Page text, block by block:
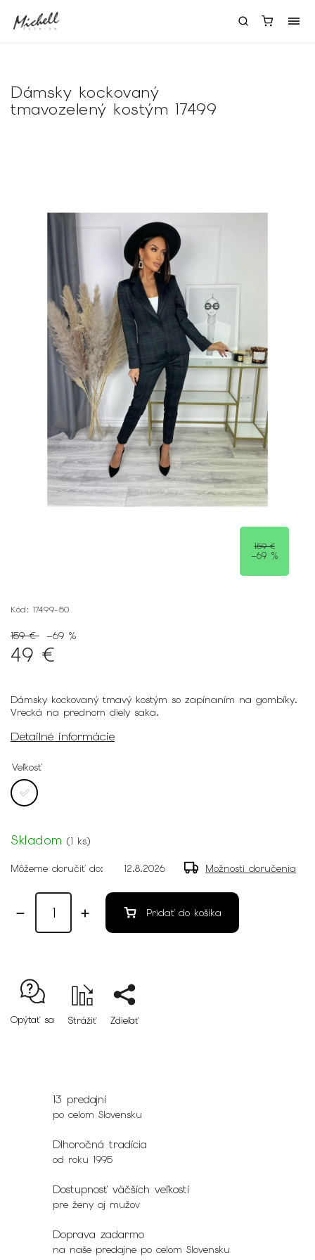
Dámsky kockovaný
tmavozelený kostým 17499
159 €
–69 %
Kód: 17499-50
159 € –69 %
49 €
Dámsky kockovaný tmavý kostým so zapínaním na gombíky.
Vrecká na prednom diely saka.
Detailné informácie
Veľkosť
Skladom (1 ks)
Môžeme doručiť do: 12.8.2026 Možnosti doručenia
Pridať do košíka
Opýtať sa Strážiť Zdieľať
13 predajní
po celom Slovensku
Dlhoročná tradícia
od roku 1995
Dostupnosť väčších veľkostí
pre ženy aj mužov
Doprava zadarmo
na naše predajne po celom Slovensku